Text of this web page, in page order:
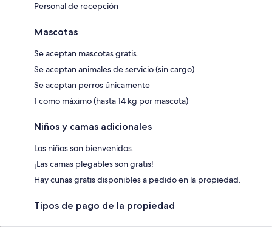
Personal de recepción
Mascotas
Se aceptan mascotas gratis.
Se aceptan animales de servicio (sin cargo)
Se aceptan perros únicamente
1 como máximo (hasta 14 kg por mascota)
Niños y camas adicionales
Los niños son bienvenidos.
¡Las camas plegables son gratis!
Hay cunas gratis disponibles a pedido en la propiedad.
Tipos de pago de la propiedad